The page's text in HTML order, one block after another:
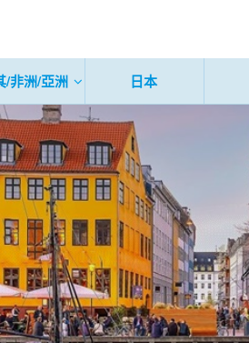
/非洲/亞洲 日本